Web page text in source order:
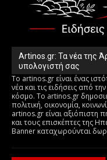
Artinos.gr: Τα νέα της
υπολογιστή σας
Το artinos.gr είναι ένας
νέα και τις ειδήσεις από
κόσμο. Το artinos.gr
πολιτική, οικονομία,
artinos.gr είναι αξιόπιστη
και τους επισκέπτες της
Banner καταχωρούνται